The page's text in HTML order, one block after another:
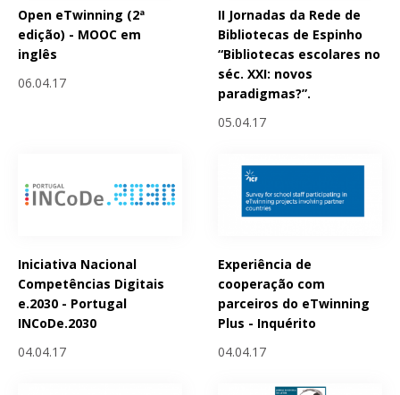
Open eTwinning (2ª
edição) - MOOC em
inglês
06.04.17
II Jornadas da Rede de
Bibliotecas de Espinho
“Bibliotecas escolares no
séc. XXI: novos
paradigmas?”.
05.04.17
Iniciativa Nacional
Competências Digitais
e.2030 - Portugal
INCoDe.2030
04.04.17
Experiência de
cooperação com
parceiros do eTwinning
Plus - Inquérito
04.04.17